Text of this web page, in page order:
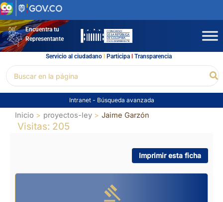
Ir
al
contenidoEncuentra tu
Representante
Servicio al ciudadano l Participal Transparencia
por:
Intranet - Búsqueda avanzada
Inicio proyectos-ley Jaime Garzón
Visitas: 205
Imprimir esta ficha